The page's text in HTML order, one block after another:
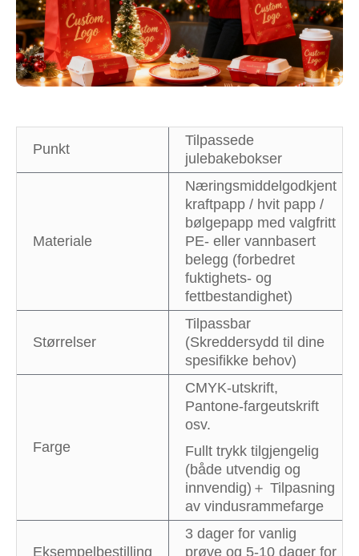
Punkt
Tilpassede
julebakebokser
Materiale
Næringsmiddelgodkjent
kraftpapp / hvit papp /
bølgepapp med valgfritt
PE- eller vannbasert
belegg (forbedret
fuktighets- og
fettbestandighet)
Størrelser
Tilpassbar
(Skreddersydd til dine
spesifikke behov)
Farge
CMYK-utskrift,
Pantone-fargeutskrift
osv.
Fullt trykk tilgjengelig
(både utvendig og
innvendig)＋ Tilpasning
av vindusrammefarge
Eksempelbestilling
3 dager for vanlig
prøve og 5-10 dager for